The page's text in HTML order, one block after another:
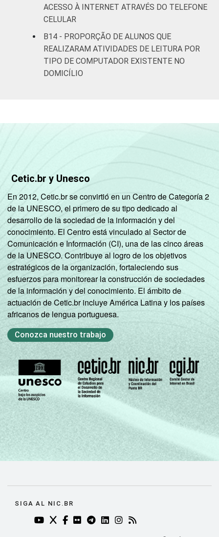
ACESSO À INTERNET ATRAVÉS DO TELEFONE
CELULAR
B14 - PROPORÇÃO DE ALUNOS QUE
REALIZARAM ATIVIDADES DE LEITURA POR
TIPO DE COMPUTADOR EXISTENTE NO
DOMICÍLIO
Cetic.br y Unesco
En 2012, Cetic.br se convirtió en un Centro de Categoría 2
de la UNESCO, el primero de su tipo dedicado al
desarrollo de la sociedad de la información y del
conocimiento. El Centro está vinculado al Sector de
Comunicación e Información (CI), una de las cinco áreas
de la UNESCO. Contribuye al logro de los objetivos
estratégicos de la organización, fortaleciendo sus
esfuerzos para monitorear la construcción de sociedades
de la información y del conocimiento. El ámbito de
actuación de Cetic.br incluye América Latina y los países
africanos de lengua portuguesa.
Conozca nuestro trabajo
SIGA AL NIC.BR
YOUTUBE DO NIC.BR (ABRE EM NOVA ABA)
TWITTER DO NIC.BR (ABRE EM NOVA ABA)
FACEBOOK DO NIC.BR (ABRE EM NOVA
FLICKR DO NIC.BR (ABRE EM NOVA
TELEGRAM DO NIC.BR (ABRE EM
LINKEDIN DO NIC.BR (ABRE
INSTAGRAM DO NIC.BR
RSS DO NIC.BR (ABRE